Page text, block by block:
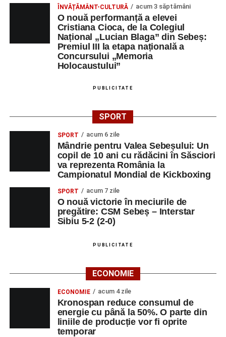
Râpa Roșie
Orele 17.00–20.00– Antrenamente libere pe traseul de
Centrul Cultural „Lucian Blaga”
(România, 2023), black comedy, în regia lui
Gabi Virginia Șarga și Cătălin Rotaru, producător Gabi
DUMINICĂ, 23 AUGUST 2026
Râpa Roșie
„Cicloaventurier de Sebeș”– startul oficial
al competiției MTB pentru copii.
LUNI, 24 AUGUST 2026
Casa Fanfarei din Petrești
Ora 18.00– Activități recreative pentru copii, susținute de
trupele de teatru„Gepetto”și„Pied Piper”.
Seară cu tradiții săsești, cu participarea:
ÎNVĂȚĂMÂNT-CULTURĂ acum 3 săptămâni
O nouă performanță a elevei
Cristiana Cioca, de la Colegiul
Național „Lucian Blaga” din Sebeș:
Premiul III la etapa națională a
Concursului „Memoria
Holocaustului”
PUBLICITATE
SPORT
SPORT acum 6 zile
Mândrie pentru Valea Sebeșului: Un
copil de 10 ani cu rădăcini în Săsciori
va reprezenta România la
Campionatul Mondial de Kickboxing
SPORT acum 7 zile
O nouă victorie în meciurile de
pregătire: CSM Sebeș – Interstar
Sibiu 5-2 (2-0)
PUBLICITATE
ECONOMIE
ECONOMIE acum 4 zile
Kronospan reduce consumul de
energie cu până la 50%. O parte din
liniile de producție vor fi oprite
temporar